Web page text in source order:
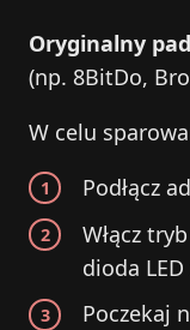
Oryginalny
(np. 8BitDo,
W celu
Podłącz
Włącz
dioda
Poczekaj